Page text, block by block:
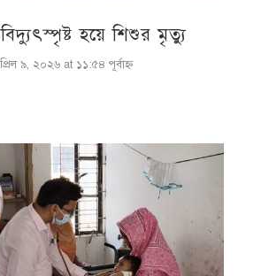
বিদ্যুৎস্পৃষ্ট হয়ে শিশুর মৃত্যু
৯, ২০২৬ at ১১:৫৪ পূর্বাহ্ণ